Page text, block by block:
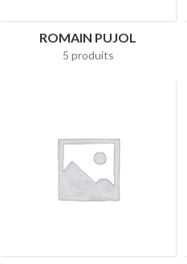
ROMAIN PUJOL
5 produits